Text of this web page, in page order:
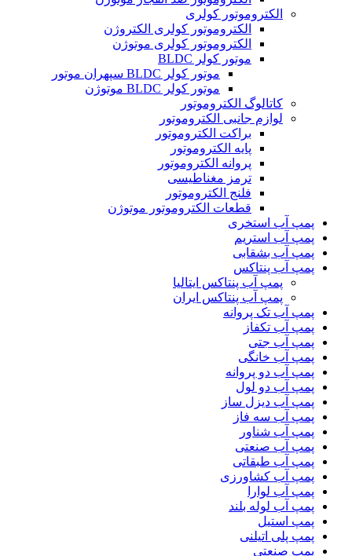
الکتروموتور کولری
الکتروموتور کولری الکتروژن
الکتروموتور کولری موتوژن
موتور کولر BLDC
موتور کولر BLDC سپهران موتور
موتور کولر BLDC موتوژن
کاتالوگ الکتروموتور
لوازم جانبی الکتروموتور
براکت الکتروموتور
پایه الکتروموتور
پروانه الکتروموتور
ترمز مغناطیسی
فلنج الکتروموتور
قطعات الکتروموتور موتوژن
پمپ آب استخری
پمپ آب استریم
پمپ آب بشقابی
پمپ آب پنتاکس
پمپ آب پنتاکس ایتالیا
پمپ آب پنتاکس ایران
پمپ آب تک پروانه
پمپ آب تکفاز
پمپ آب جتی
پمپ آب خانگی
پمپ آب دو پروانه
پمپ آب دو لول
پمپ آب دیزل ساز
پمپ آب سه فاز
پمپ آب شناور
پمپ آب صنعتی
پمپ آب طبقاتی
پمپ آب کشاورزی
پمپ آب لوارا
پمپ آب لوله بلند
پمپ استیل
پمپ پلی اتیلنی
پمپ صنعتی